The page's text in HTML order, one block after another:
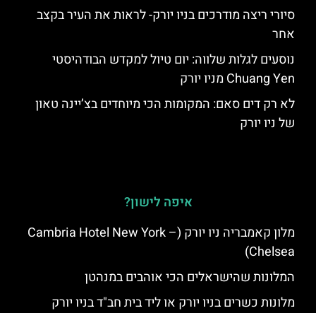
סיורי ריצה מודרכים בניו יורק- לראות את העיר בקצב
אחר
נוסעים לגלות שלווה: יום טיול למקדש הבודהיסטי
Chuang Yen מניו יורק
לא רק דים סאם: המקומות הכי מיוחדים בצ’יינה טאון
של ניו יורק
איפה לישון?
מלון קאמבריה ניו יורק (Cambria Hotel New York –
Chelsea)
המלונות שהישראלים הכי אוהבים במנהטן
מלונות כשרים בניו יורק או ליד בית חב"ד בניו יורק